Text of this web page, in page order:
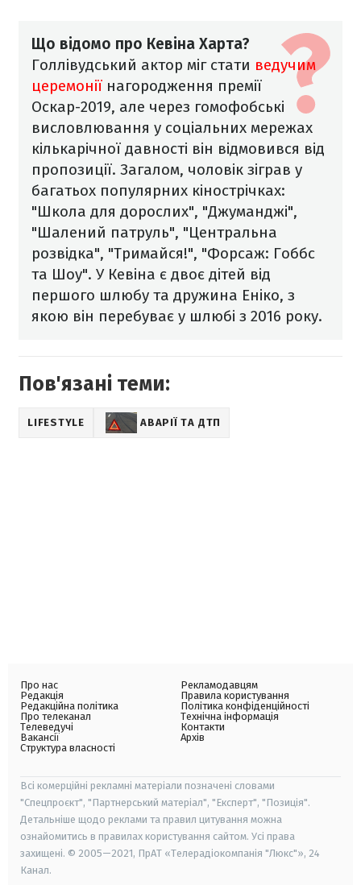
Що відомо про Кевіна Харта?
Голлівудський актор міг стати ведучим
церемонії нагородження премії
Оскар-2019, але через гомофобські
висловлювання у соціальних мережах
кількарічної давності він відмовився від
пропозиції. Загалом, чоловік зіграв у
багатьох популярних кінострічках:
"Школа для дорослих", "Джуманджі",
"Шалений патруль", "Центральна
розвідка", "Тримайся!", "Форсаж: Гоббс
та Шоу". У Кевіна є двоє дітей від
першого шлюбу та дружина Еніко, з
якою він перебуває у шлюбі з 2016 року.
Пов'язані теми:
LIFESTYLE АВАРІЇ ТА ДТП
Про нас
Редакція
Редакційна політика
Про телеканал
Телеведучі
Вакансії
Структура власності
Рекламодавцям
Правила користування
Політика конфіденційності
Технічна інформація
Контакти
Архів
Всі комерційні рекламні матеріали позначені словами
"Спецпроєкт", "Партнерський матеріал", "Експерт", "Позиція".
Детальніше щодо реклами та правил цитування можна
ознайомитись в правилах користування сайтом. Усі права
захищені. © 2005—2021, ПрАТ «Телерадіокомпанія "Люкс"», 24
Канал.